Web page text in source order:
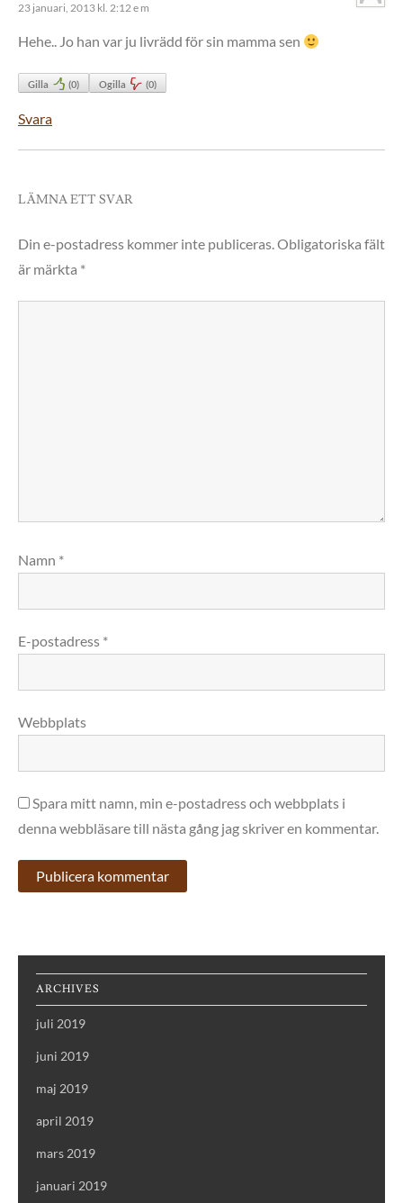
23 januari, 2013 kl. 2:12 e m
Hehe.. Jo han var ju livrädd för sin mamma sen
Gilla (0) Ogilla (0)
Svara
LÄMNA ETT SVAR
Din e-postadress kommer inte publiceras. Obligatoriska fält
är märkta *
Namn *
E-postadress *
Webbplats
Spara mitt namn, min e-postadress och webbplats i
denna webbläsare till nästa gång jag skriver en kommentar.
ARCHIVES
juli 2019
juni 2019
maj 2019
april 2019
mars 2019
januari 2019